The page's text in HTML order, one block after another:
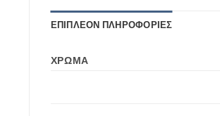
ΕΠΙΠΛΈΟΝ ΠΛΗΡΟΦΟΡΊΕΣ
ΧΡΏΜΑ